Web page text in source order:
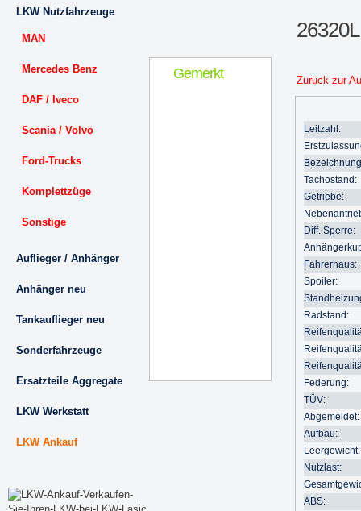
LKW Nutzfahrzeuge
MAN
Mercedes Benz
DAF / Iveco
Scania / Volvo
Ford-Trucks
Komplettzüge
Sonstige
Auflieger / Anhänger
Anhänger neu
Tankauflieger neu
Sonderfahrzeuge
Ersatzteile Aggregate
LKW Werkstatt
LKW Ankauf
Gemerkt Zurück zur
Leitzahl:
Tachostand:
Getriebe:
Diff. Sperre:
Fahrerhaus:
Spoiler:
Radstand:
Federung:
TÜV:
Abgemeldet:
Aufbau:
Leergewicht:
Nutzlast:
ABS: